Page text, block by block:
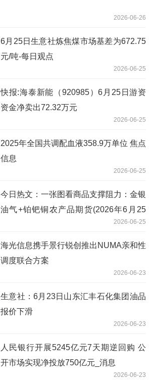
2026-06-26
6月25日生意社炼焦煤市场基差为672.75
元/吨-每日观点
2026-06-25
快报:海泰新能（920985）6月25日游资
资金净卖出72.32万元
2026-06-25
2025年全国共调配血液358.9万单位 焦点
信息
2026-06-25
今日热文：一张图看商品支撑阻力：金银
油气+铂钯铜农产品期货(2026年6月25
2026-06-25
海光信息携手景行锐创推出NUMA亲和性
调度联合方案
2026-06-23
生意社：6月23日山东汇丰石化集团油品
报价下滑
2026-06-23
人民银行开展5245亿元7天期逆回购 公
开市场实现净投放750亿元_消息
2026-06-23